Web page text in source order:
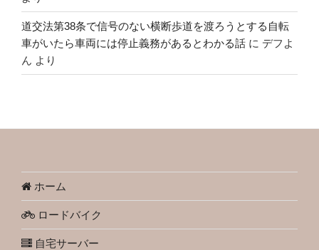
道交法第38条で信号のない横断歩道を渡ろうとする自転
車がいたら車両には停止義務があるとわかる話 に デフよ
ん より
ホーム
ロードバイク
自宅サーバー